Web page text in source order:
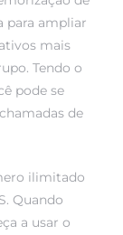
para ampliar
mais
Tendo o
pode se
de
ilimitado
Quando
a usar o